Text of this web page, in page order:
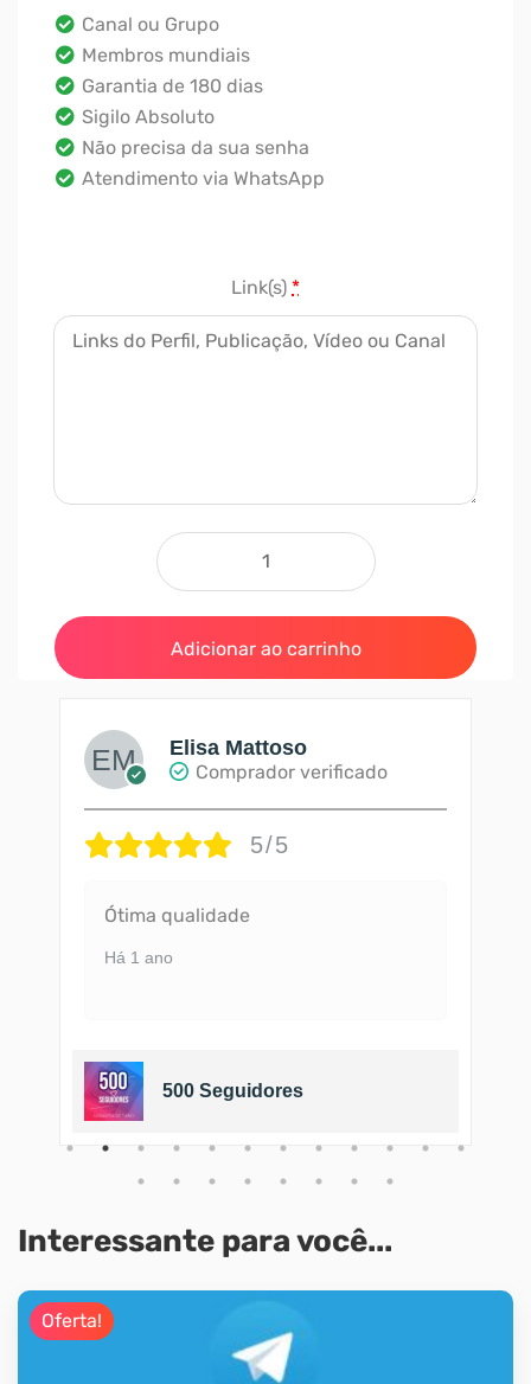
Canal ou Grupo
Membros mundiais
Garantia de 180 dias
Sigilo Absoluto
Não precisa da sua senha
Atendimento via WhatsApp
Link(s) *
Comprar Membros para Telegram -
Adicionar ao carrinho
Elisa Mattoso
Comprador verificado
5/5
Ótima qualidade
Há 1 ano
500 Seguidores
Interessante para você...
Oferta!